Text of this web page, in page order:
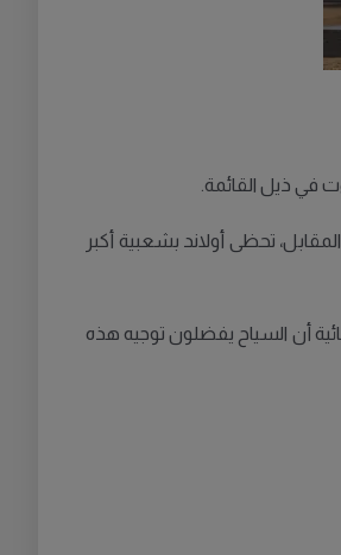
في ذيل القائمة.
تحظى أولاند بشعبية أكبر
أن السياح يفضلون توجيه هذه